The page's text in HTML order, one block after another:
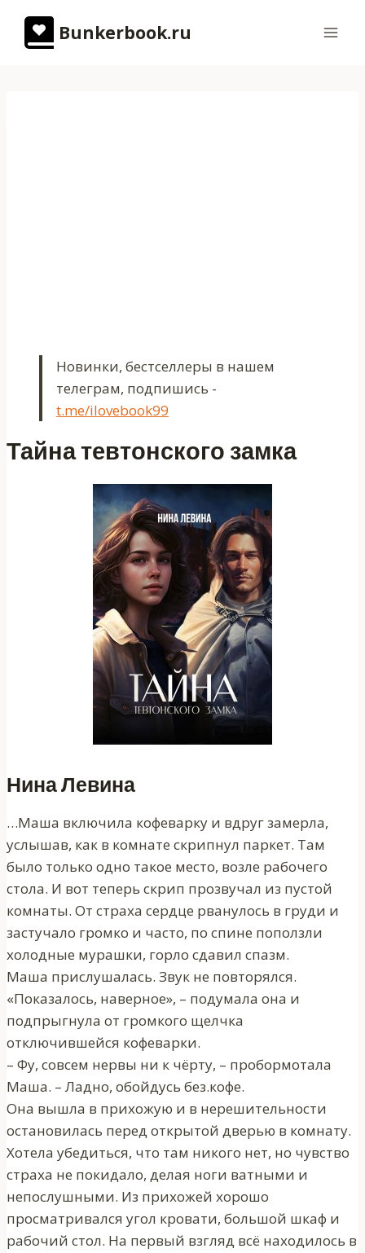
содержимому
Bunkerbook.ru
Новинки, бестселлеры в нашем
телеграм, подпишись -
t.me/ilovebook99
Тайна тевтонского замка
Нина Левина
…Маша включила кофеварку и вдруг замерла,
услышав, как в комнате скрипнул паркет. Там
было только одно такое место, возле рабочего
стола. И вот теперь скрип прозвучал из пустой
комнаты. От страха сердце рванулось в груди и
застучало громко и часто, по спине поползли
холодные мурашки, горло сдавил спазм.
Маша прислушалась. Звук не повторялся.
«Показалось, наверное», – подумала она и
подпрыгнула от громкого щелчка
отключившейся кофеварки.
– Фу, совсем нервы ни к чёрту, – пробормотала
Маша. – Ладно, обойдусь без.кофе.
Она вышла в прихожую и в нерешительности
остановилась перед открытой дверью в комнату.
Хотела убедиться, что там никого нет, но чувство
страха не покидало, делая ноги ватными и
непослушными. Из прихожей хорошо
просматривался угол кровати, большой шкаф и
рабочий стол. На первый взгляд всё находилось в